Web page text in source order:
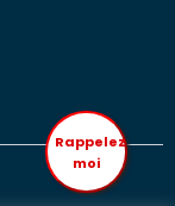
Rappelez
moi